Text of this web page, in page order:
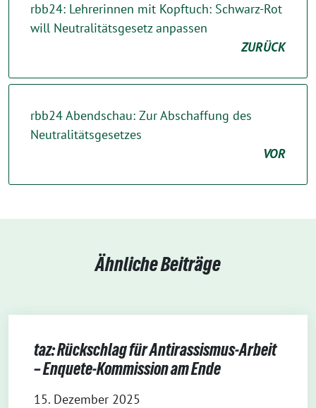
rbb24: Lehrerinnen mit Kopftuch: Schwarz-Rot
will Neutralitätsgesetz anpassen
ZURÜCK
rbb24 Abendschau: Zur Abschaffung des
Neutralitätsgesetzes
VOR
Ähnliche Beiträge
taz: Rückschlag für Antirassismus-Arbeit
– Enquete-Kommission am Ende
15. Dezember 2025